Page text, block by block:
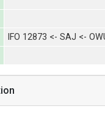
IFO 12873 <- SAJ <-